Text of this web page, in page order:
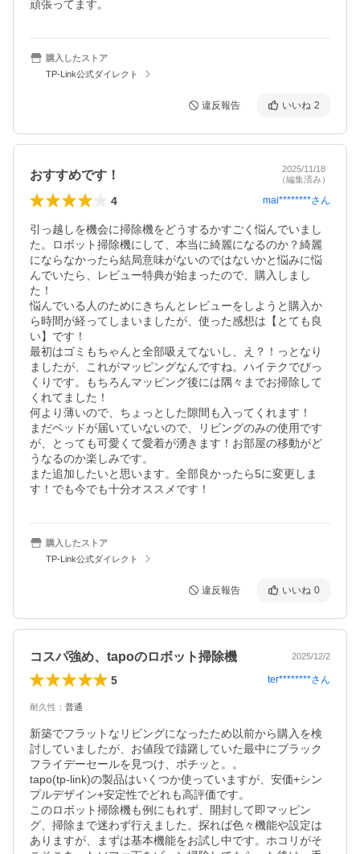
購入したストア
TP-Link公式ダイレクト
違反報告 いいね 2
おすすめです！
2025/11/18
（編集済み）
4 mai********さん
引っ越しを機会に掃除機をどうするかすごく悩んでいまし
た。ロボット掃除機にして、本当に綺麗になるのか？綺麗
にならなかったら結局意味がないのではないかと悩みに悩
んでいたら、レビュー特典が始まったので、購入しまし
た！
悩んでいる人のためにきちんとレビューをしようと購入か
ら時間が経ってしまいましたが、使った感想は【とても良
い】です！
最初はゴミもちゃんと全部吸えてないし、え？！っとなり
ましたが、これがマッピングなんですね。ハイテクでびっ
くりです。もちろんマッピング後には隅々までお掃除して
くれてました！
何より薄いので、ちょっとした隙間も入ってくれます！
まだベッドが届いていないので、リビングのみの使用です
が、とっても可愛くて愛着が湧きます！お部屋の移動がど
うなるのか楽しみです。
また追加したいと思います。全部良かったら5に変更しま
す！でも今でも十分オススメです！
購入したストア
TP-Link公式ダイレクト
違反報告 いいね 0
コスパ強め、tapoのロボット掃除機 2025/12/2
5 ter********さん
耐久性 ： 普通
新築でフラットなリビングになったため以前から購入を検
討していましたが、お値段で躊躇していた最中にブラック
フライデーセールを見つけ、ポチッと。。
tapo(tp-link)の製品はいくつか使っていますが、安価+シン
プルデザイン+安定性でどれも高評価です。
このロボット掃除機も例にもれず、開封して即マッピン
グ、掃除まで迷わず行えました。探れば色々機能や設定は
ありますが、まずは基本機能をお試し中です。ホコリがそ